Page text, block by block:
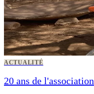
ACTUALITÉ
20 ans de l'association